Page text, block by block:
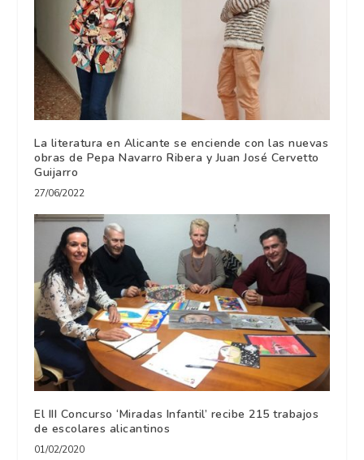
La literatura en Alicante se enciende con las nuevas
obras de Pepa Navarro Ribera y Juan José Cervetto
Guijarro
27/06/2022
El III Concurso ‘Miradas Infantil’ recibe 215 trabajos
de escolares alicantinos
01/02/2020